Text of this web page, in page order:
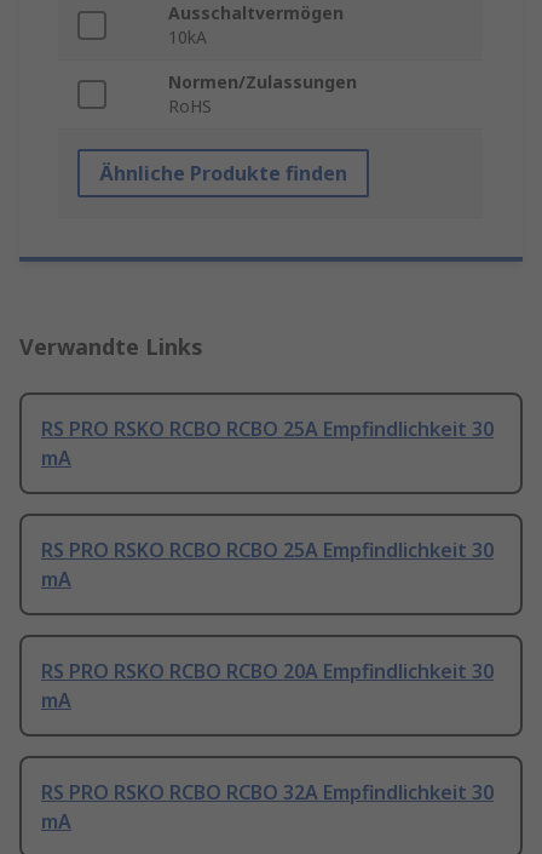
Ausschaltvermögen
10kA
Normen/Zulassungen
RoHS
Ähnliche Produkte finden
Verwandte Links
RS PRO RSKO RCBO RCBO 25A Empfindlichkeit 30
mA
RS PRO RSKO RCBO RCBO 25A Empfindlichkeit 30
mA
RS PRO RSKO RCBO RCBO 20A Empfindlichkeit 30
mA
RS PRO RSKO RCBO RCBO 32A Empfindlichkeit 30
mA